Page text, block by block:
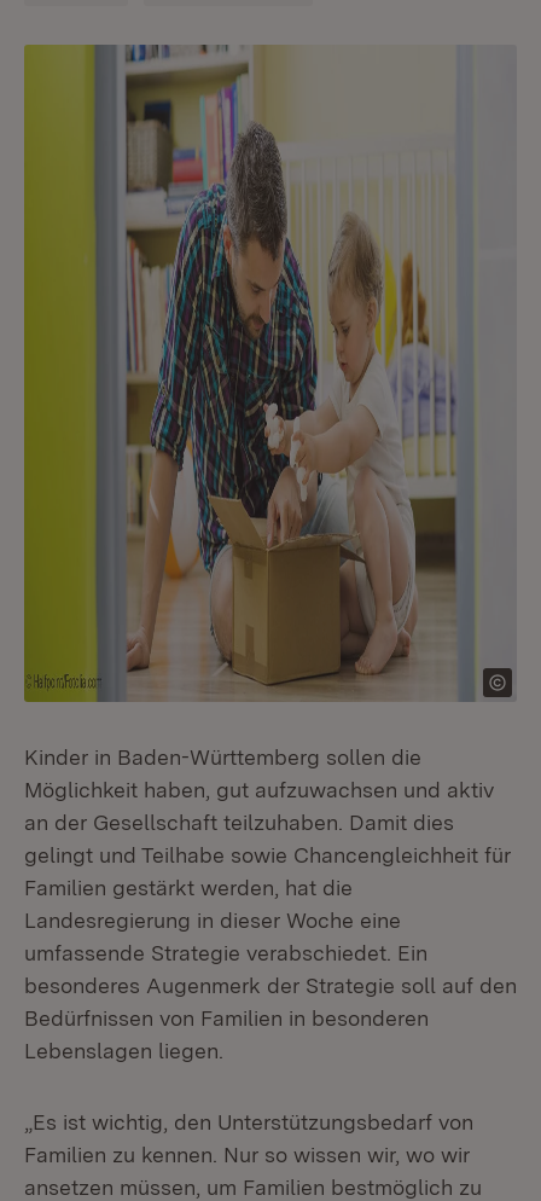
Kinder in Baden-Württemberg sollen die
Möglichkeit haben, gut aufzuwachsen und aktiv
an der Gesellschaft teilzuhaben. Damit dies
gelingt und Teilhabe sowie Chancengleichheit für
Familien gestärkt werden, hat die
Landesregierung in dieser Woche eine
umfassende Strategie verabschiedet. Ein
besonderes Augenmerk der Strategie soll auf den
Bedürfnissen von Familien in besonderen
Lebenslagen liegen.
„Es ist wichtig, den Unterstützungsbedarf von
Familien zu kennen. Nur so wissen wir, wo wir
ansetzen müssen, um Familien bestmöglich zu